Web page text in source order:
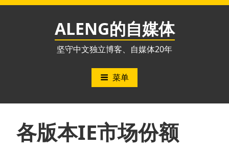
跳
ALENG的自媒体
坚守中文独立博客、自媒体20年
菜单
各版本IE市场份额